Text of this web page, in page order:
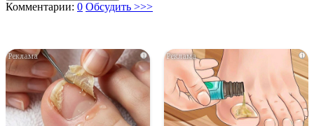
Комментарии: 0 Обсудить >>>
i i